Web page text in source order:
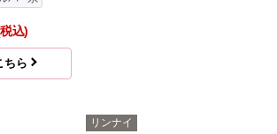
込)
ちら
リンナイ